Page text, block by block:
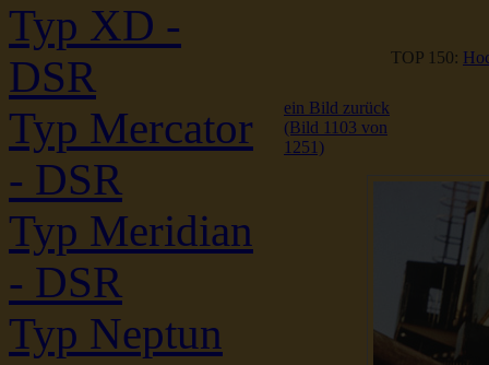
Typ XD -
DSR
Typ Mercator
- DSR
Typ Meridian
- DSR
Typ Neptun
TOP 150:
ein Bild zurück
(Bild 1103 von
1251)